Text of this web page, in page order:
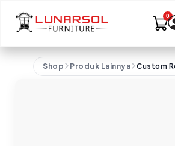
Shop Produk Lainnya